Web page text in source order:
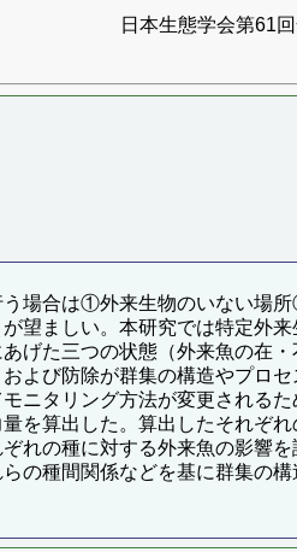
日本生態学会第61
場合は①外来生物のいない場
望ましい。本研究では特定外
げた三つの状態（外来魚の在
よび防除が群集の構造やプロ
ニタリング方法が変更される
を算出した。算出したそれぞ
れの種に対する外来魚の影響
の種間関係などを基に群集の